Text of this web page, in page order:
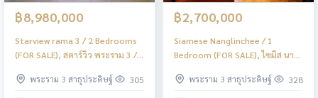
฿8,980,000
Starview rama 3 / 2 Bedrooms
(FOR SALE), สตาร์วิว พระราม 3 / 2
พระราม 3 สาธุประดิษฐ์
305
฿2,700,000
Siamese Nanglinchee / 1
Bedroom (FOR SALE), ไซมิส นาง
พระราม 3 สาธุประดิษฐ์
328